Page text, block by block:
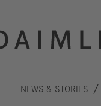
NEWS & STORIES